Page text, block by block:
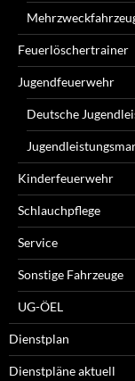
Feuerlöschertrainer
Jugendfeuerwehr
Deutsche
Kinderfeuerwehr
Schlauchpflege
Service
Sonstige Fahrzeuge
UG-ÖEL
Dienstplan
Dienstpläne aktuell